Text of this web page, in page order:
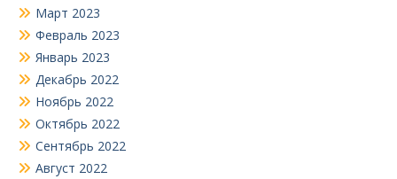
Март 2023
Февраль 2023
Январь 2023
Декабрь 2022
Ноябрь 2022
Октябрь 2022
Сентябрь 2022
Август 2022